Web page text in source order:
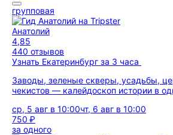
групповая
Анатолий
4,85
440 отзывов
Узнать Екатеринбург за 3 часа
Заводы, зеленые скверы, усадьбы,
чекистов — калейдоскоп истории в
ср, 5 авг в 10:00чт, 6 авг в 10:00
750 ₽
за одного